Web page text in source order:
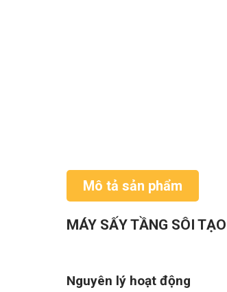
Mô tả sản phẩm
MÁY SẤY TẦNG SÔI
Nguyên lý hoạt động